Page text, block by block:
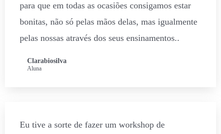
para que em todas as ocasiões consigamos estar
bonitas, não só pelas mãos delas, mas igualmente
pelas nossas através dos seus ensinamentos..
Clarabiosilva
Aluna
Eu tive a sorte de fazer um workshop de